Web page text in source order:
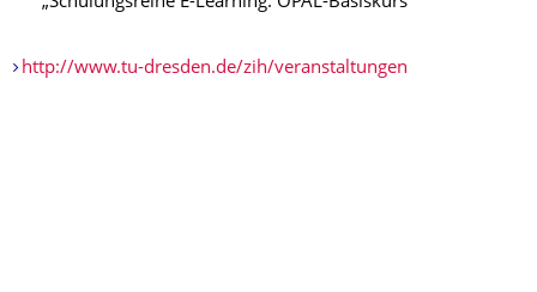
http://www.tu-dresden.de/zih/veranstaltungen